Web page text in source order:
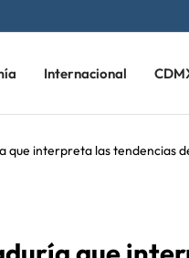
Internacional
que interpreta las tendencias